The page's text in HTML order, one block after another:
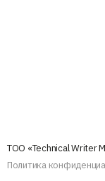
ТОО «Technical Writer
Политика